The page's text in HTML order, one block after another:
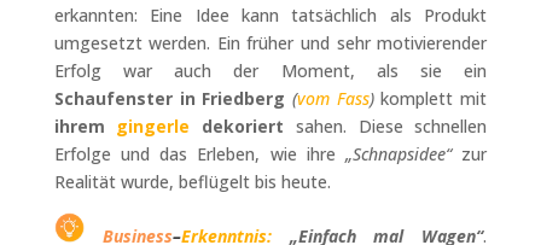
erkannten: Eine Idee kann tatsächlich als Produkt
umgesetzt werden. Ein früher und sehr motivierender
Erfolg war auch der Moment, als sie ein
Schaufenster in Friedberg (vom Fass)komplett mit
ihrem gingerle dekoriert sahen. Diese schnellen
Erfolge und das Erleben, wie ihre „Schnapsidee“zur
Realität wurde, beflügelt bis heute.
Business–Erkenntnis: „Einfach mal Wagen“.